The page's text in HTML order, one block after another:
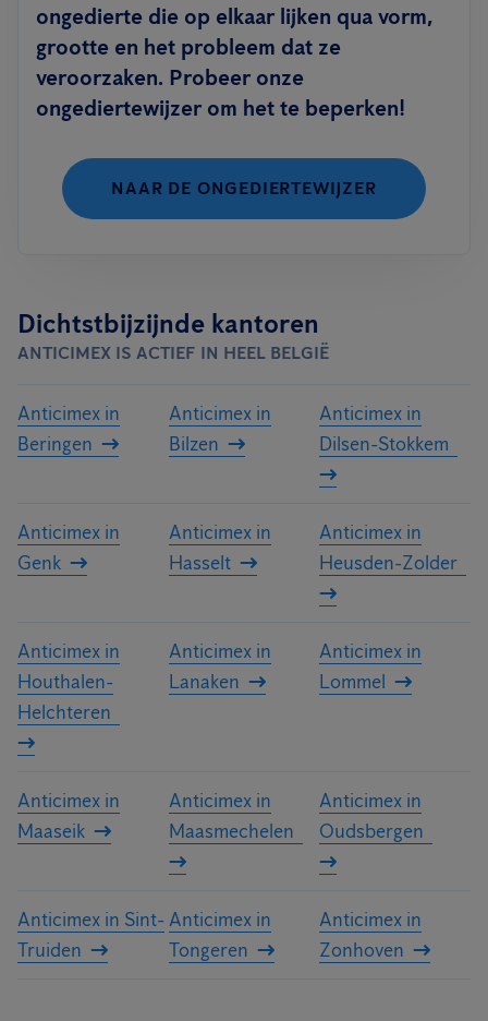
ongedierte die op elkaar lijken qua vorm,
grootte en het probleem dat ze
veroorzaken. Probeer onze
ongediertewijzer om het te beperken!
NAAR DE ONGEDIERTEWIJZER
Dichtstbijzijnde kantoren
ANTICIMEX IS ACTIEF IN HEEL BELGIË
Anticimex in
Beringen
Anticimex in
Bilzen
Anticimex in
Dilsen-Stokkem
Anticimex in
Genk
Anticimex in
Hasselt
Anticimex in
Heusden-Zolder
Anticimex in
Houthalen-
Helchteren
Anticimex in
Lanaken
Anticimex in
Lommel
Anticimex in
Maaseik
Anticimex in
Maasmechelen
Anticimex in
Oudsbergen
Anticimex in Sint-
Truiden
Anticimex in
Tongeren
Anticimex in
Zonhoven